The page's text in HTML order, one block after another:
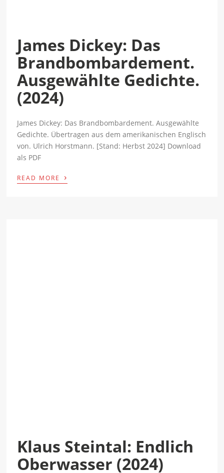
James Dickey: Das
Brandbombardement.
Ausgewählte Gedichte.
(2024)
James Dickey: Das Brandbombardement. Ausgewählte
Gedichte. Übertragen aus dem amerikanischen Englisch
von. Ulrich Horstmann. [Stand: Herbst 2024] Download
als PDF
READ MORE ›
Klaus Steintal: Endlich
Oberwasser (2024)